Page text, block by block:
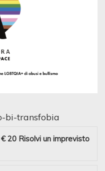
bi-transfobia
€ 20 Risolvi un imprevisto